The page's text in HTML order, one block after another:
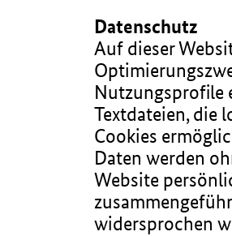
Datenschutz
Auf dieser
Nutzungsprofile
Textdateien, die
Cookies
Daten werden
Website
widersprochen